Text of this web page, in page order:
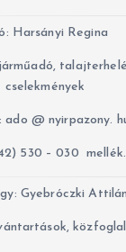
Harsányi Regina
cselekmények
ado @ nyirpazony.
530 – 030
Gyebróczki